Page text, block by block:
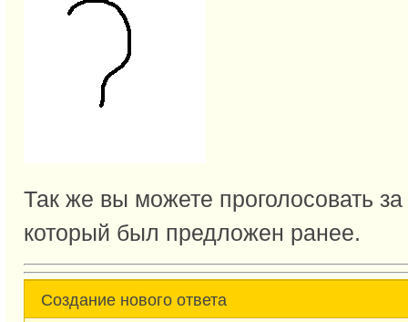
Так же вы можете проголосовать
который был предложен ранее.
Создание нового ответа